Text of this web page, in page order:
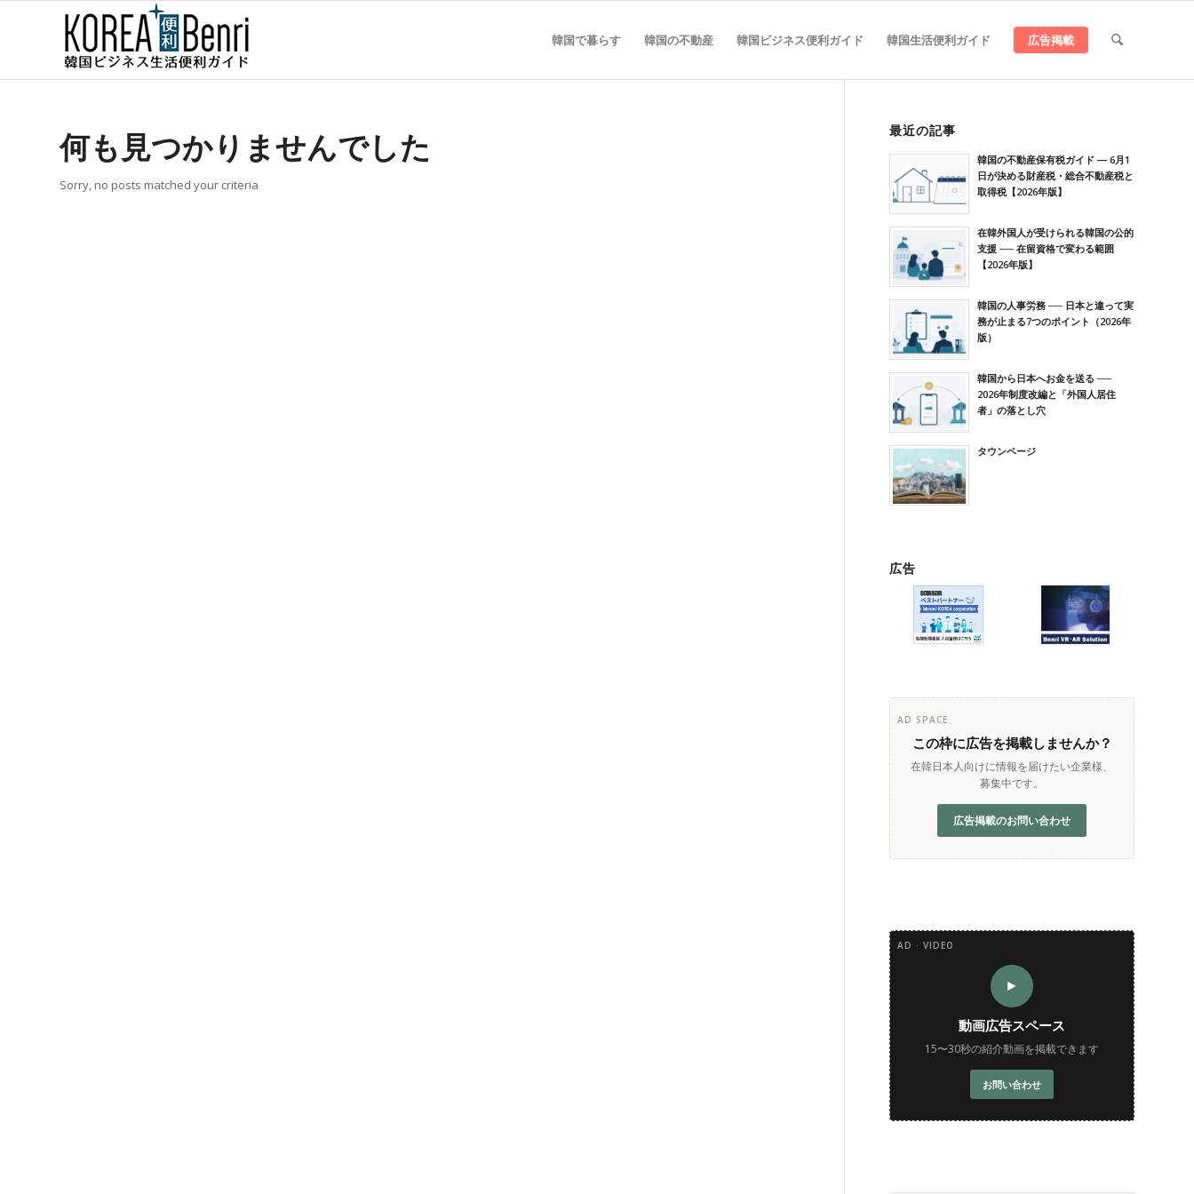
韓国で暮らす 韓国の不動産 韓国ビジネス便利ガイド 韓国生活便利ガイド 広告掲載
何も見つかりませんでした
Sorry, no posts matched your criteria
最近の記事
韓国の不動産保有税ガイド ― 6月1
日が決める財産税・総合不動産税と
取得税【2026年版】
在韓外国人が受けられる韓国の公的
支援 ── 在留資格で変わる範囲
【2026年版】
韓国の人事労務 ── 日本と違って実
務が止まる7つのポイント（2026年
版）
韓国から日本へお金を送る ──
2026年制度改編と「外国人居住
者」の落とし穴
タウンページ
広告
AD SPACE
この枠に広告を掲載しませんか？
在韓日本人向けに情報を届けたい企業様、
募集中です。
広告掲載のお問い合わせ
AD · VIDEO
►
動画広告スペース
15〜30秒の紹介動画を掲載できます
お問い合わせ